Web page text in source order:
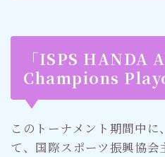
「ISPS
Champions
このトーナメント期間中
て、国際スポーツ振興協会